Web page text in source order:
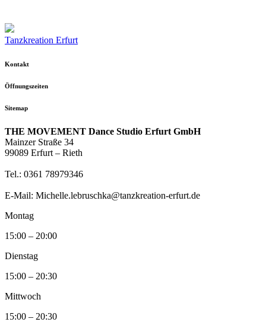
Tanzkreation Erfurt
Kontakt
Öffnungszeiten
Sitemap
THE MOVEMENT Dance Studio Erfurt GmbH
Mainzer Straße 34
99089 Erfurt – Rieth
Tel.: 0361 78979346
E-Mail: Michelle.lebruschka@tanzkreation-erfurt.de
Montag
15:00 – 20:00
Dienstag
15:00 – 20:30
Mittwoch
15:00 – 20:30